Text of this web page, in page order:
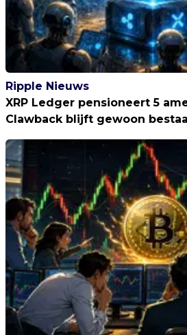
Ripple Nieuws
XRP Ledger pensioneert 5
Clawback blijft gewoon